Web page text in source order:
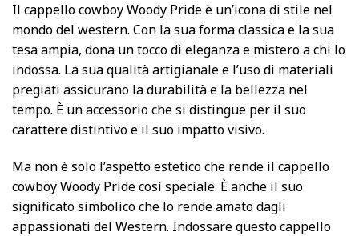
Il cappello cowboy Woody Pride è un’icona di stile nel
mondo del western. Con la sua forma classica e la sua
tesa ampia, dona un tocco di eleganza e mistero a chi lo
indossa. La sua qualità artigianale e l’uso di materiali
pregiati assicurano la durabilità e la bellezza nel
tempo. È un accessorio che si distingue per il suo
carattere distintivo e il suo impatto visivo.
Ma non è solo l’aspetto estetico che rende il cappello
cowboy Woody Pride così speciale. È anche il suo
significato simbolico che lo rende amato dagli
appassionati del Western. Indossare questo cappello